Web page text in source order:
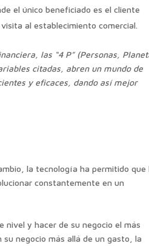
el único beneficiado es el cliente
al establecimiento comercial.
las “4 P” (Personas,
citadas, abren un mundo de
y eficaces, dando así mejor
la tecnología ha permitido que
constantemente en un
nivel y hacer de su negocio el más
negocio más allá de un gasto, la